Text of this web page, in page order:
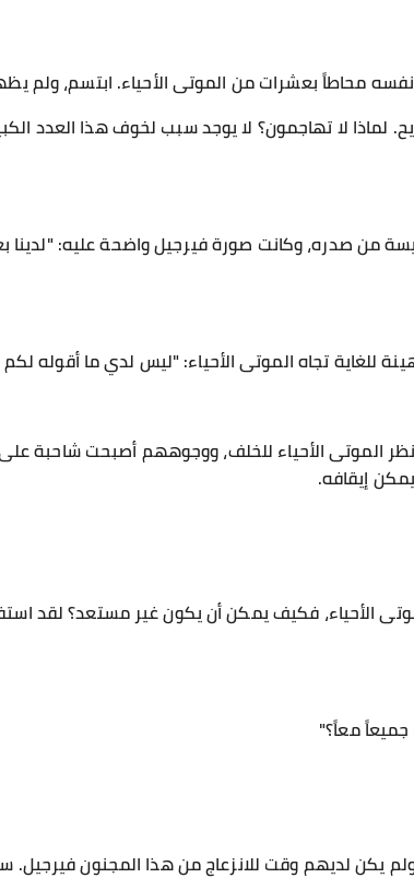
محاطاً بعشرات من الموتى الأحياء. ابتسم، ولم
لماذا لا تهاجمون؟ لا يوجد سبب لخوف هذا العدد
صدره، وكانت صورة فيرجيل واضحة عليه: "لدينا
للغاية تجاه الموتى الأحياء: "ليس لدي ما أقوله لكم
الموتى الأحياء للخلف، ووجوههم أصبحت شاحبة
إيقافه.
الأحياء، فكيف يمكن أن يكون غير مستعد؟ لقد
جميعاً معاً؟"
يكن لديهم وقت للانزعاج من هذا المجنون فيرجيل.